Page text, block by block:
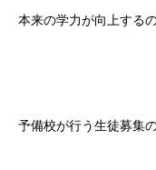
本来の学力が向上する
予備校が行う生徒募集